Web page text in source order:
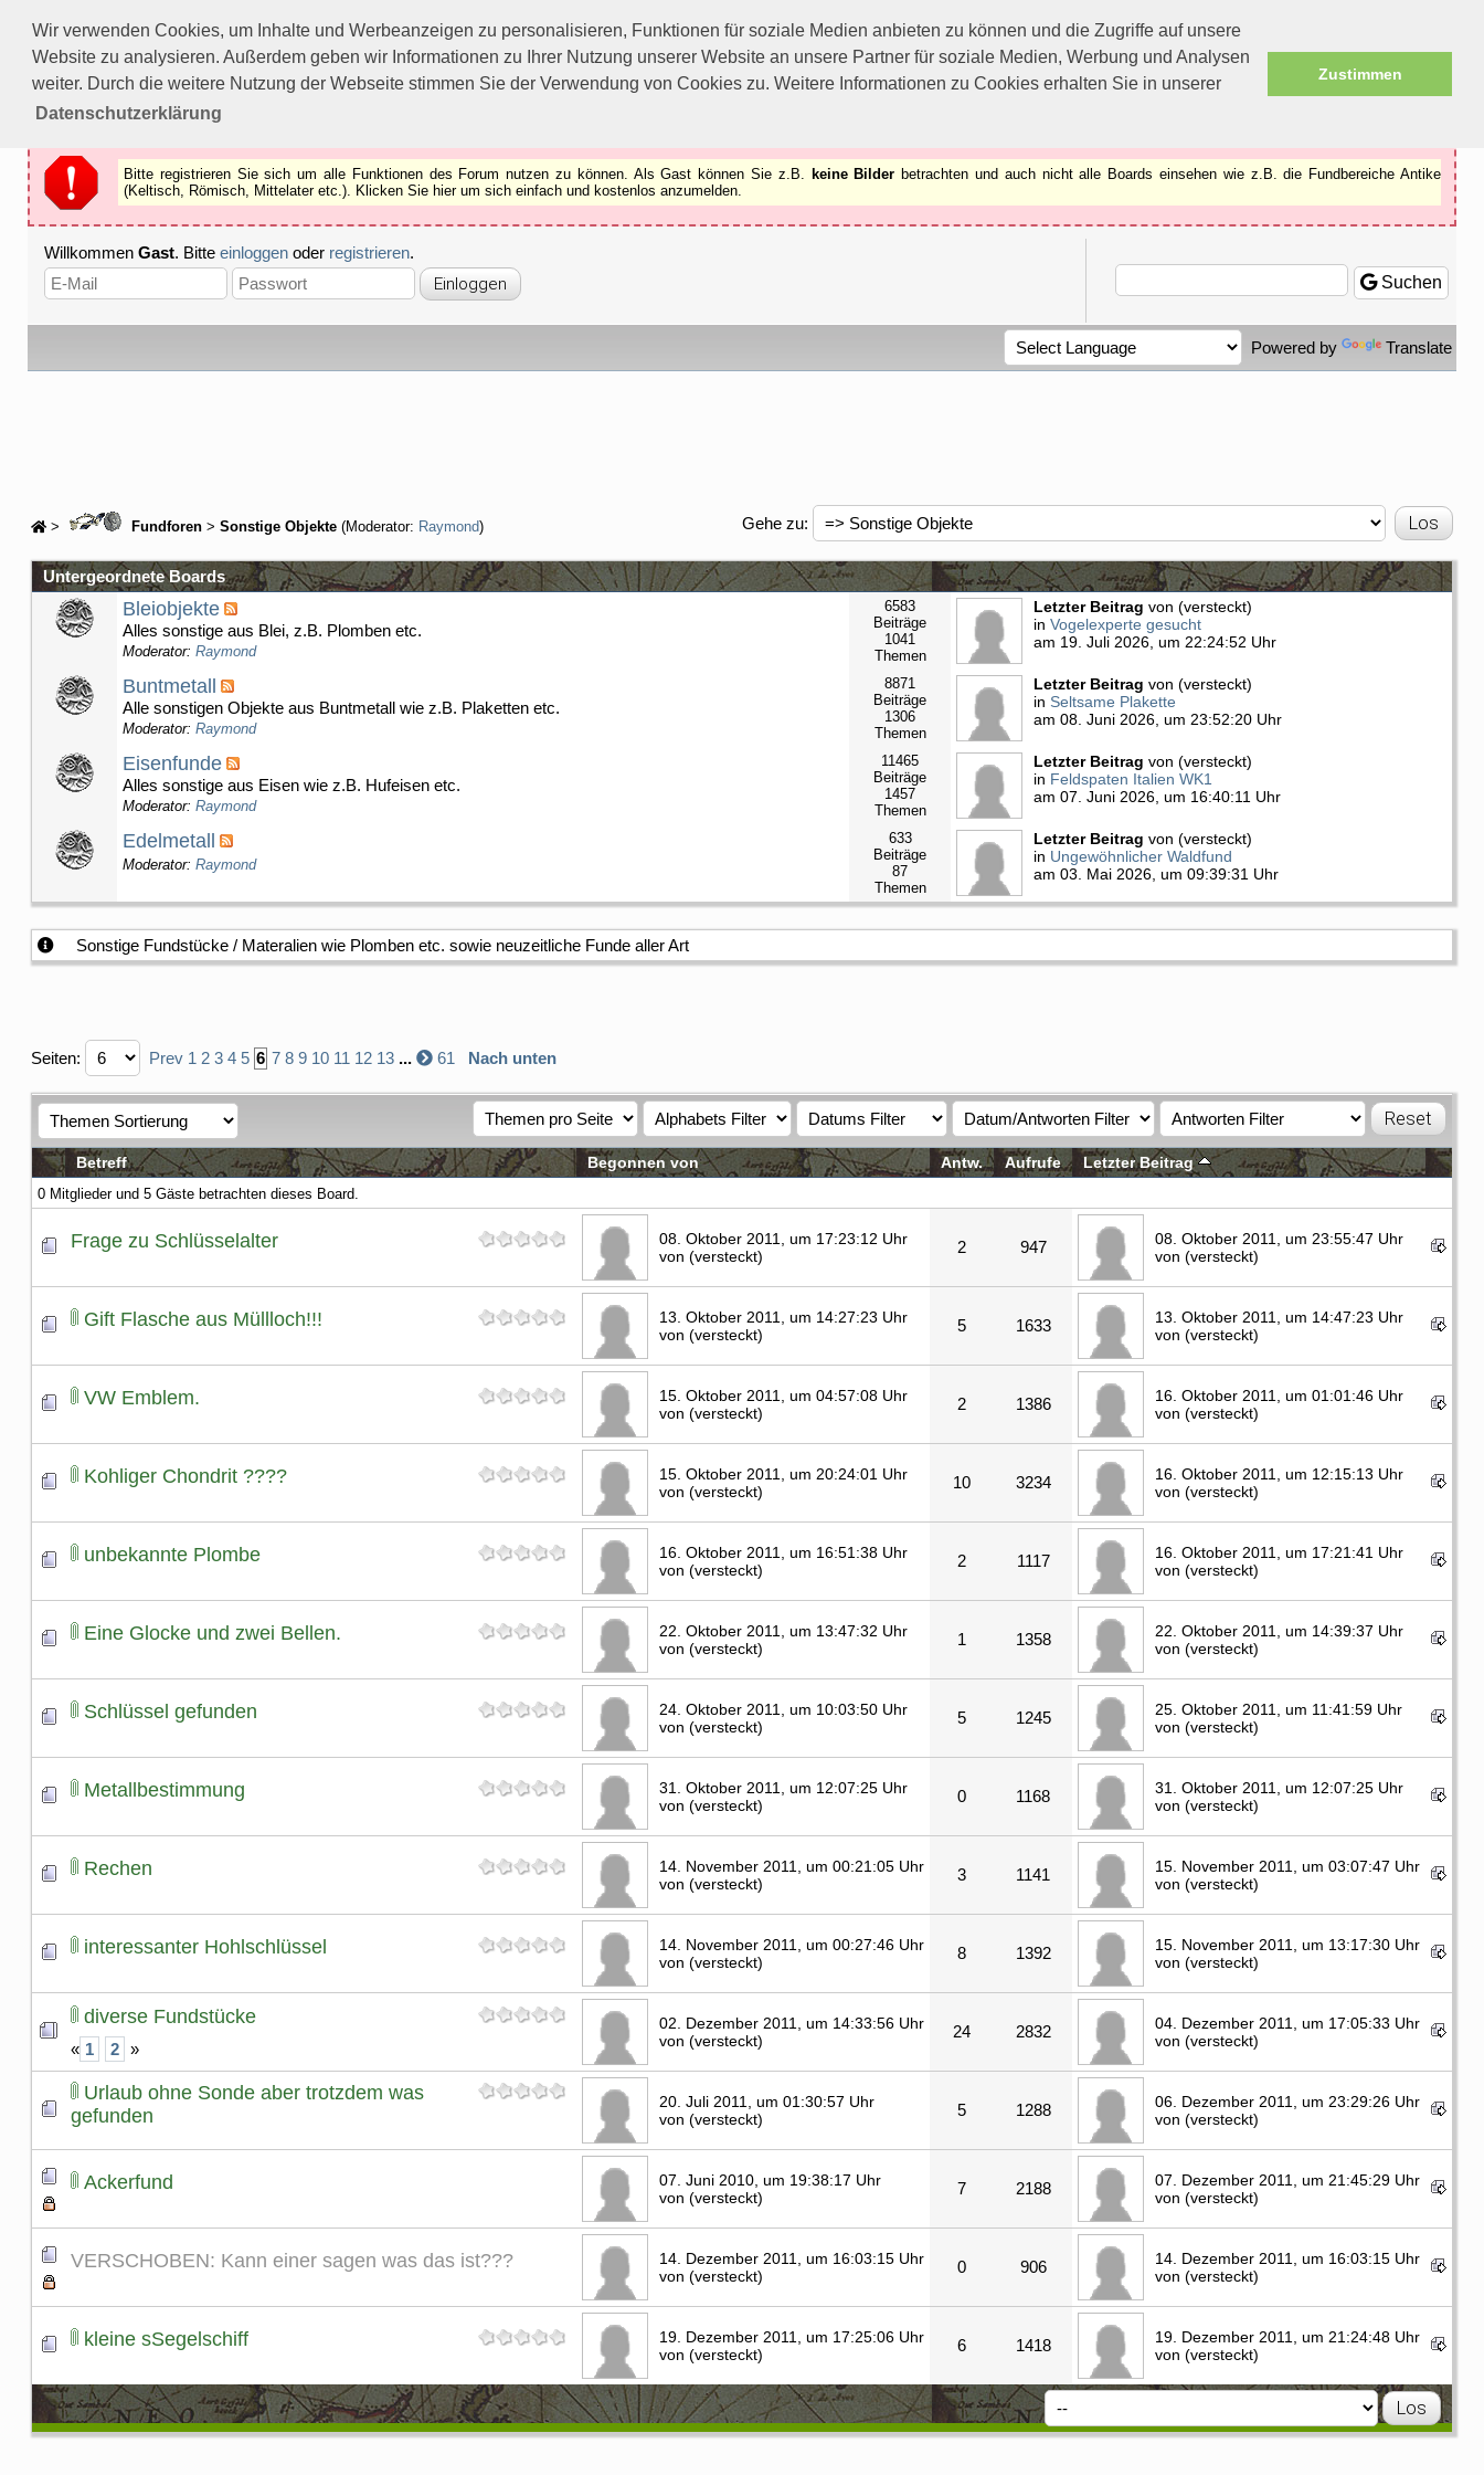
Wir verwenden Cookies, um Inhalte und Werbeanzeigen zu personalisieren, Funktionen für soziale Medien anbieten zu können und die Zugriffe auf unsere
Website zu analysieren. Außerdem geben wir Informationen zu Ihrer Nutzung unserer Website an unsere Partner für soziale Medien, Werbung und Analysen
weiter. Durch die weitere Nutzung der Webseite stimmen Sie der Verwendung von Cookies zu. Weitere Informationen zu Cookies erhalten Sie in unserer
Datenschutzerklärung
Zustimmen
Bitte registrieren Sie sich um alle Funktionen des Forums nutzen zu können.
Als Gast können Sie z.B.keine Bilderbetrachten.
Registrieren
Schliessen
Bitte registrieren Sie sich um alle Funktionen des Forum nutzen zu können. Als Gast können Sie z.B. keine Bilder betrachten und auch nicht alle Boards einsehen wie z.B. die Fundbereiche Antike
(Keltisch, Römisch, Mittelater etc.). Klicken Sie hier um sich einfach und kostenlos anzumelden.
Willkommen Gast. Bitte einloggen oder registrieren.
Suchen
Powered by Translate
> Fundforen > Sonstige Objekte (Moderator: Raymond) Gehe zu:
Untergeordnete Boards
Bleiobjekte
Alles sonstige aus Blei, z.B. Plomben etc.
Moderator: Raymond
6583
Beiträge
1041
Themen
Letzter Beitrag von (versteckt)
in Vogelexperte gesucht
am 19. Juli 2026, um 22:24:52 Uhr
Buntmetall
Alle sonstigen Objekte aus Buntmetall wie z.B. Plaketten etc.
Moderator: Raymond
8871
Beiträge
1306
Themen
Letzter Beitrag von (versteckt)
in Seltsame Plakette
am 08. Juni 2026, um 23:52:20 Uhr
Eisenfunde
Alles sonstige aus Eisen wie z.B. Hufeisen etc.
Moderator: Raymond
11465
Beiträge
1457
Themen
Letzter Beitrag von (versteckt)
in Feldspaten Italien WK1
am 07. Juni 2026, um 16:40:11 Uhr
Edelmetall
Moderator: Raymond
633
Beiträge
87
Themen
Letzter Beitrag von (versteckt)
in Ungewöhnlicher Waldfund
am 03. Mai 2026, um 09:39:31 Uhr
Sonstige Fundstücke / Materalien wie Plomben etc. sowie neuzeitliche Funde aller Art
Seiten: Prev 1 2 3 4 5 6 7 8 9 10 11 12 13 ... 61 Nach unten
Betreff Begonnen von Antw. Aufrufe Letzter Beitrag
0 Mitglieder und 5 Gäste betrachten dieses Board.
Frage zu Schlüsselalter
08. Oktober 2011, um 17:23:12 Uhr
von (versteckt)
2 947
08. Oktober 2011, um 23:55:47 Uhr
von (versteckt)
Gift Flasche aus Müllloch!!!
13. Oktober 2011, um 14:27:23 Uhr
von (versteckt)
5 1633
13. Oktober 2011, um 14:47:23 Uhr
von (versteckt)
VW Emblem.
15. Oktober 2011, um 04:57:08 Uhr
von (versteckt)
2 1386
16. Oktober 2011, um 01:01:46 Uhr
von (versteckt)
Kohliger Chondrit ????
15. Oktober 2011, um 20:24:01 Uhr
von (versteckt)
10 3234
16. Oktober 2011, um 12:15:13 Uhr
von (versteckt)
unbekannte Plombe
16. Oktober 2011, um 16:51:38 Uhr
von (versteckt)
2 1117
16. Oktober 2011, um 17:21:41 Uhr
von (versteckt)
Eine Glocke und zwei Bellen.
22. Oktober 2011, um 13:47:32 Uhr
von (versteckt)
1 1358
22. Oktober 2011, um 14:39:37 Uhr
von (versteckt)
Schlüssel gefunden
24. Oktober 2011, um 10:03:50 Uhr
von (versteckt)
5 1245
25. Oktober 2011, um 11:41:59 Uhr
von (versteckt)
Metallbestimmung
31. Oktober 2011, um 12:07:25 Uhr
von (versteckt)
0 1168
31. Oktober 2011, um 12:07:25 Uhr
von (versteckt)
Rechen
14. November 2011, um 00:21:05 Uhr
von (versteckt)
3 1141
15. November 2011, um 03:07:47 Uhr
von (versteckt)
interessanter Hohlschlüssel
14. November 2011, um 00:27:46 Uhr
von (versteckt)
8 1392
15. November 2011, um 13:17:30 Uhr
von (versteckt)
diverse Fundstücke
« 1 2 »
02. Dezember 2011, um 14:33:56 Uhr
von (versteckt)
24 2832
04. Dezember 2011, um 17:05:33 Uhr
von (versteckt)
Urlaub ohne Sonde aber trotzdem was
gefunden
20. Juli 2011, um 01:30:57 Uhr
von (versteckt)
5 1288
06. Dezember 2011, um 23:29:26 Uhr
von (versteckt)
Ackerfund
07. Juni 2010, um 19:38:17 Uhr
von (versteckt)
7 2188
07. Dezember 2011, um 21:45:29 Uhr
von (versteckt)
VERSCHOBEN: Kann einer sagen was das ist???
14. Dezember 2011, um 16:03:15 Uhr
von (versteckt)
0 906
14. Dezember 2011, um 16:03:15 Uhr
von (versteckt)
kleine sSegelschiff
19. Dezember 2011, um 17:25:06 Uhr
von (versteckt)
6 1418
19. Dezember 2011, um 21:24:48 Uhr
von (versteckt)